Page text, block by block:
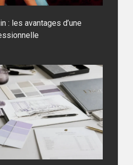
: les avantages d’une